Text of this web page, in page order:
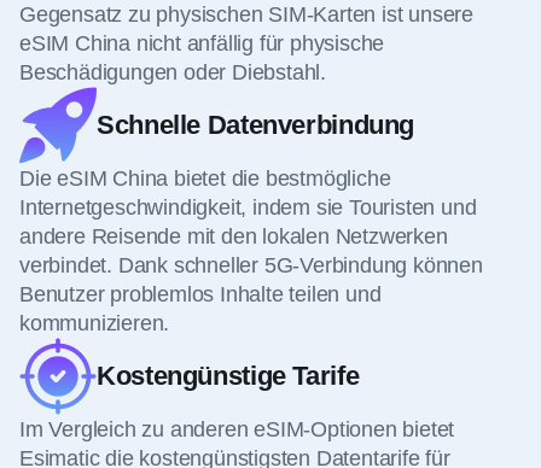
Gegensatz zu physischen SIM-Karten ist unsere
eSIM China nicht anfällig für physische
Beschädigungen oder Diebstahl.
Schnelle Datenverbindung
Die eSIM China bietet die bestmögliche
Internetgeschwindigkeit, indem sie Touristen und
andere Reisende mit den lokalen Netzwerken
verbindet. Dank schneller 5G-Verbindung können
Benutzer problemlos Inhalte teilen und
kommunizieren.
Kostengünstige Tarife
Im Vergleich zu anderen eSIM-Optionen bietet
Esimatic die kostengünstigsten Datentarife für